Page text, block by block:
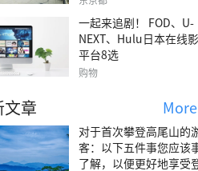
一起来追剧！ FOD、U-
NEXT、Hulu日本在线
平台8选
购物
章 More
对于首次攀登高尾山的
客：以下五件事您应该
了解，以便更好地享受